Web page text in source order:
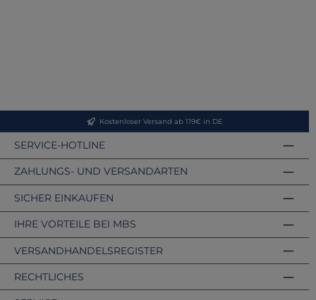
Kostenloser Versand ab 119€ in DE
SERVICE-HOTLINE
ZAHLUNGS- UND VERSANDARTEN
VERSANDHANDELSREGISTER
SICHER EINKAUFEN
IHRE VORTEILE BEI MBS
RECHTLICHES